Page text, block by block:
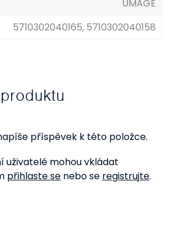
UMAGE
5710302040165, 5710302040158
příspěvek k této položce.
uživatelé mohou vkládat
přihlaste se nebo se registrujte.